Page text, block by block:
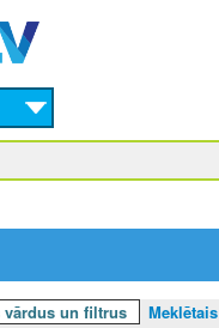
un filtrus
Meklētais